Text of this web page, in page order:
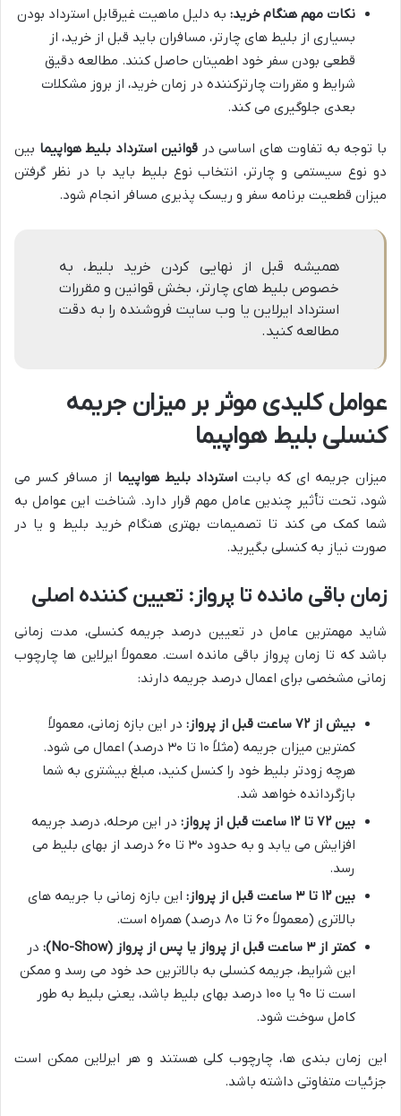
نکات مهم هنگام خرید: به دلیل ماهیت غیرقابل استرداد بودن
بسیاری از بلیط های چارتر، مسافران باید قبل از خرید، از
قطعی بودن سفر خود اطمینان حاصل کنند. مطالعه دقیق
شرایط و مقررات چارترکننده در زمان خرید، از بروز مشکلات
بعدی جلوگیری می کند.
با توجه به تفاوت های اساسی درقوانین استرداد بلیط هواپیما بین
دو نوع سیستمی و چارتر، انتخاب نوع بلیط باید با در نظر گرفتن
میزان قطعیت برنامه سفر و ریسک پذیری مسافر انجام شود.
همیشه قبل از نهایی کردن خرید بلیط، به
خصوص بلیط های چارتر، بخش قوانین و مقررات
استرداد ایرلاین یا وب سایت فروشنده را به دقت
مطالعه کنید.
عوامل کلیدی موثر بر میزان جریمه
کنسلی بلیط هواپیما
میزان جریمه ای که بابت استرداد بلیط هواپیما از مسافر کسر می
شود، تحت تأثیر چندین عامل مهم قرار دارد. شناخت این عوامل به
شما کمک می کند تا تصمیمات بهتری هنگام خرید بلیط و یا در
صورت نیاز به کنسلی بگیرید.
زمان باقی مانده تا پرواز: تعیین کننده اصلی
شاید مهمترین عامل در تعیین درصد جریمه کنسلی، مدت زمانی
باشد که تا زمان پرواز باقی مانده است. معمولاً ایرلاین ها چارچوب
زمانی مشخصی برای اعمال درصد جریمه دارند:
بیش از ۷۲ ساعت قبل از پرواز:
در این بازه زمانی، معمولاً
کمترین میزان جریمه (مثلاً ۱۰ تا ۳۰ درصد) اعمال می شود.
هرچه زودتر بلیط خود را کنسل کنید، مبلغ بیشتری به شما
بازگردانده خواهد شد.
بین ۷۲ تا ۱۲ ساعت قبل از پرواز:
در این مرحله، درصد جریمه
افزایش می یابد و به حدود ۳۰ تا ۶۰ درصد از بهای بلیط می
رسد.
بین ۱۲ تا ۳ ساعت قبل از پرواز:
این بازه زمانی با جریمه های
بالاتری (معمولاً ۶۰ تا ۸۰ درصد) همراه است.
کمتر از ۳ ساعت قبل از پرواز یا پس از پرواز (No-Show):
در
این شرایط، جریمه کنسلی به بالاترین حد خود می رسد و ممکن
است تا ۹۰ یا ۱۰۰ درصد بهای بلیط باشد، یعنی بلیط به طور
کامل سوخت شود.
این زمان بندی ها، چارچوب کلی هستند و هر ایرلاین ممکن است
جزئیات متفاوتی داشته باشد.